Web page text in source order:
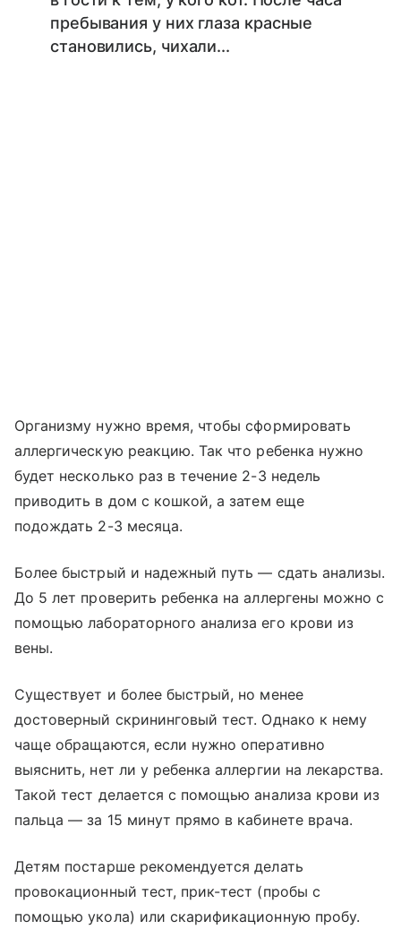
пребывания у них глаза красные
становились, чихали...
Организму нужно время, чтобы сформировать
аллергическую реакцию. Так что ребенка нужно
будет несколько раз в течение 2-3 недель
приводить в дом с кошкой, а затем еще
подождать 2-3 месяца.
Более быстрый и надежный путь — сдать анализы.
До 5 лет проверить ребенка на аллергены можно с
помощью лабораторного анализа его крови из
вены.
Существует и более быстрый, но менее
достоверный скрининговый тест. Однако к нему
чаще обращаются, если нужно оперативно
выяснить, нет ли у ребенка аллергии на лекарства.
Такой тест делается с помощью анализа крови из
пальца — за 15 минут прямо в кабинете врача.
Детям постарше рекомендуется делать
провокационный тест, прик-тест (пробы с
помощью укола) или скарификационную пробу.